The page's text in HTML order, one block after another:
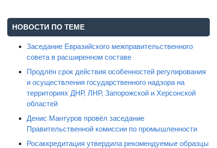
НОВОСТИ ПО ТЕМЕ
Заседание Евразийского межправительственного
совета в расширенном составе
Продлён срок действия особенностей регулирования
и осуществления государственного надзора на
территориях ДНР, ЛНР, Запорожской и Херсонской
областей
Денис Мантуров провёл заседание
Правительственной комиссии по промышленности
Росаккредитация утвердила рекомендуемые образцы